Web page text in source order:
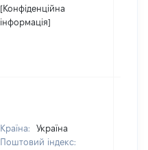
[Конфіденційна
інформація]
Країна:
Україна
Поштовий індекс: